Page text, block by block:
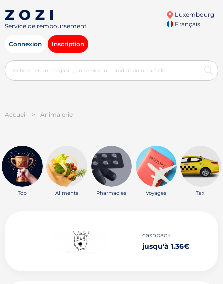
Service de remboursement
Luxembourg
Français
Connexion Inscription
Accueil > Animalerie
Top Aliments Pharmacies Voyages Taxi
cashback
jusqu'à 1.36€